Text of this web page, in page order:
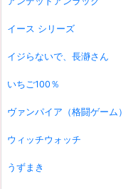
イース シリーズ
イジらないで、長瀞さん
いちご100％
ヴァンパイア（格闘ゲーム）
ウィッチウォッチ
うずまき